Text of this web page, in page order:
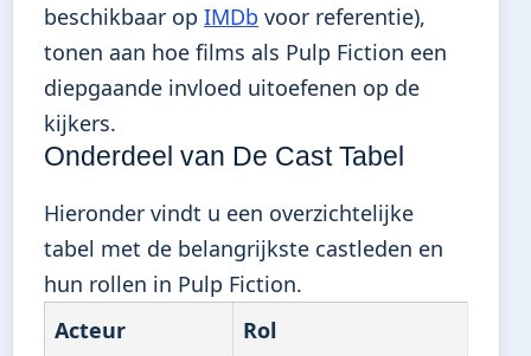
beschikbaar op IMDb voor referentie),
tonen aan hoe films als Pulp Fiction een
diepgaande invloed uitoefenen op de
kijkers.
Onderdeel van De Cast Tabel
Hieronder vindt u een overzichtelijke
tabel met de belangrijkste castleden en
hun rollen in Pulp Fiction.
Acteur
Rol